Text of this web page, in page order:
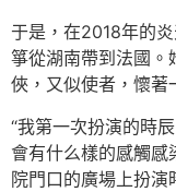
于是，在2018年的
箏從湖南帶到法國。
俠，又似使者，懷著
“我第一次扮演的時
會有什么樣的感觸感
院門口的廣場上扮